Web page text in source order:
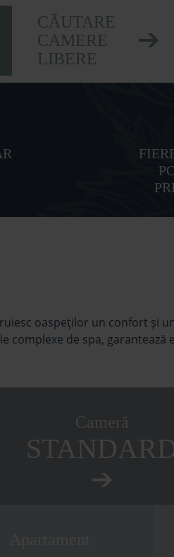
CĂUTARE
CAMERE
LIBERE
oaspeţilor un confort şi
de spa,
Cameră